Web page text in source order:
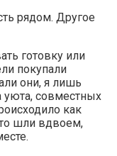
рядом. Другое
готовку или
покупали
они, я лишь
уюта, совместных
как
шли вдвоем,